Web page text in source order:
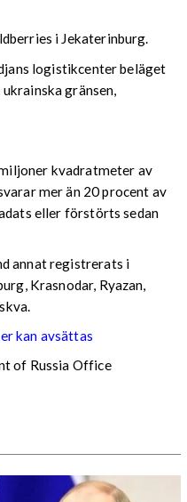
i Jekaterinburg.
logistikcenter beläget
gränsen,
kvadratmeter av
mer än 20 procent av
eller förstörts sedan
annat registrerats i
Krasnodar, Ryazan,
kan avsättas
of Russia Office